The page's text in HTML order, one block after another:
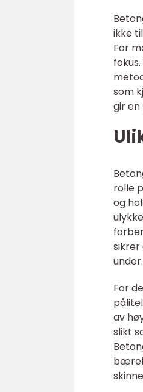
ikke
For
som
gir
rolle
og
sikrer
under.
For
av
slikt